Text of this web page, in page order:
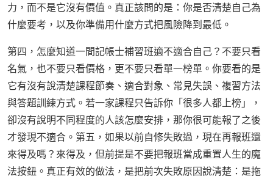
力，而不是它沒有價值。真正該問的是：你是否清楚自己為
什麼要考，以及你準備用什麼方式把風險降到最低。
第四，怎麼知道一間記帳士補習班適不適合自己？不要只看
名氣，也不要只看價格，更不要只看單一榜單。你要看的是
它有沒有說清楚課程節奏、適合對象、常見失誤、複習方法
與答題訓練方式。若一家課程只告訴你「很多人都上榜」，
卻沒有說明不同程度的人該怎麼安排，那你很可能報了之後
才發現不適合。第五，如果以前自修失敗過，現在再報班還
來得及嗎？來得及，但前提是不要把報班當成重置人生的魔
法按鈕。真正有效的做法，是把前次失敗原因說清楚：是拖